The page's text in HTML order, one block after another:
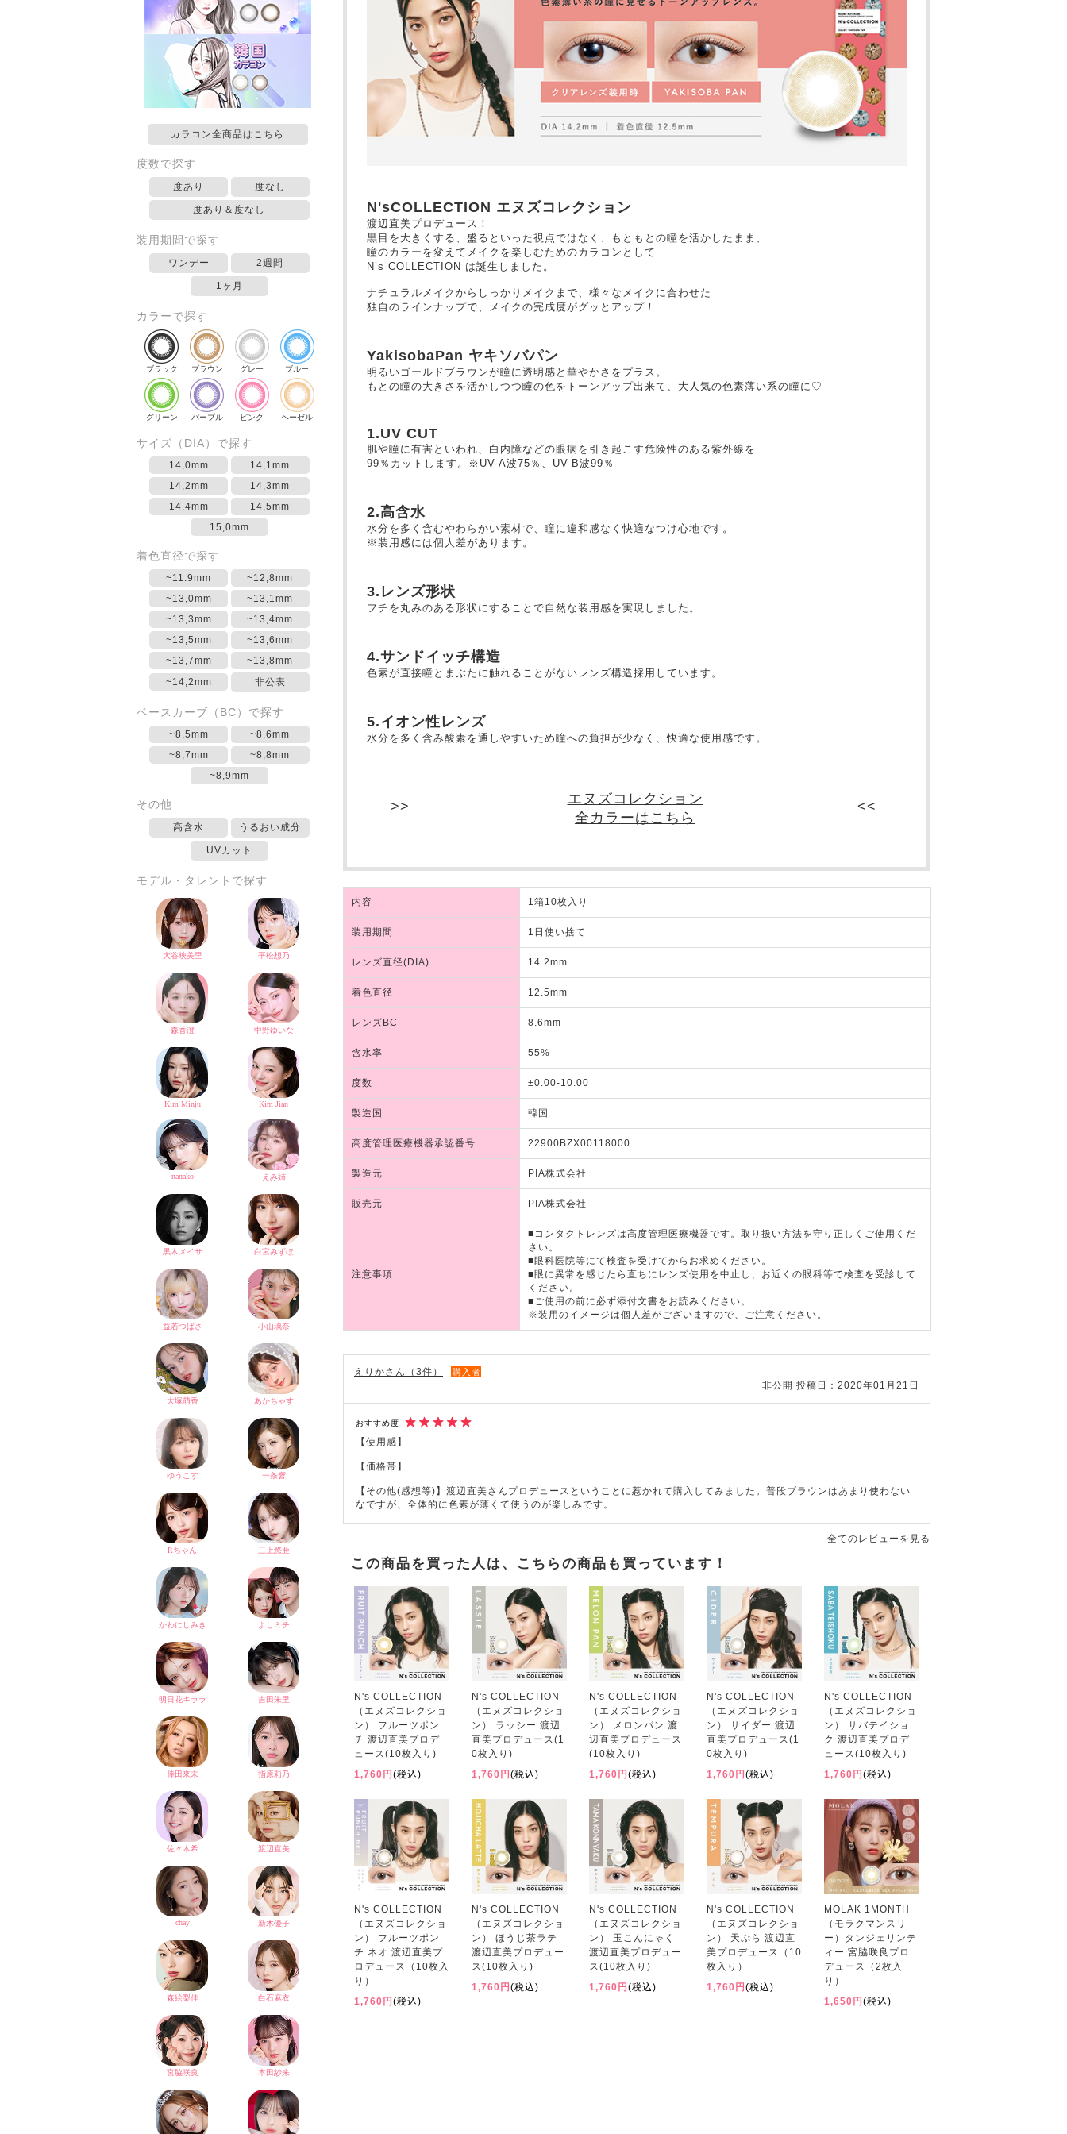
カラコン全商品はこちら
度数で探す
度あり 度なし
度あり＆度なし
装用期間で探す
ワンデー 2週間
1ヶ月
カラーで探す
ブラック ブラウン グレー ブルー
グリーン パープル ピンク ヘーゼル
サイズ（DIA）で探す
14,0mm
14,1mm
14,2mm
14,3mm
14,4mm
14,5mm
15,0mm
着色直径で探す
~11.9mm
~12,8mm
~13,0mm
~13,1mm
~13,3mm
~13,4mm
~13,5mm
~13,6mm
~13,7mm
~13,8mm
~14,2mm
非公表
ベースカーブ（BC）で探す
~8,5mm
~8,6mm
~8,7mm
~8,8mm
~8,9mm
その他
高含水 うるおい成分
UVカット
モデル・タレントで探す
N'sCOLLECTION エヌズコレクション
渡辺直美プロデュース！
黒目を大きくする、盛るといった視点ではなく、もともとの瞳を活かしたまま、
瞳のカラーを変えてメイクを楽しむためのカラコンとして
N’s COLLECTION は誕生しました。
ナチュラルメイクからしっかりメイクまで、様々なメイクに合わせた
独自のラインナップで、メイクの完成度がグッとアップ！
YakisobaPan ヤキソバパン
明るいゴールドブラウンが瞳に透明感と華やかさをプラス。
もとの瞳の大きさを活かしつつ瞳の色をトーンアップ出来て、大人気の色素薄い系の瞳に♡
1.UV CUT
肌や瞳に有害といわれ、白内障などの眼病を引き起こす危険性のある紫外線を
99％カットします。※UV-A波75％、UV-B波99％
2.高含水
水分を多く含むやわらかい素材で、瞳に違和感なく快適なつけ心地です。
※装用感には個人差があります。
3.レンズ形状
フチを丸みのある形状にすることで自然な装用感を実現しました。
4.サンドイッチ構造
色素が直接瞳とまぶたに触れることがないレンズ構造採用しています。
5.イオン性レンズ
水分を多く含み酸素を通しやすいため瞳への負担が少なく、快適な使用感です。
エヌズコレクション
全カラーはこちら
内容 1箱10枚入り
装用期間 1日使い捨て
レンズ直径(DIA) 14.2mm
着色直径 12.5mm
レンズBC 8.6mm
含水率 55%
度数 ±0.00-10.00
製造国 韓国
高度管理医療機器承認番号 22900BZX00118000
製造元 PIA株式会社
販売元 PIA株式会社
注意事項
■コンタクトレンズは高度管理医療機器です。取り扱い方法を守り正しくご使用くだ
さい。
■眼科医院等にて検査を受けてからお求めください。
■眼に異常を感じたら直ちにレンズ使用を中止し、お近くの眼科等で検査を受診して
ください。
■ご使用の前に必ず添付文書をお読みください。
※装用のイメージは個人差がございますので、ご注意ください。
えりかさん（3件） 購入者
非公開 投稿日：2020年01月21日
おすすめ度
【使用感】
【価格帯】
【その他(感想等)】渡辺直美さんプロデュースということに惹かれて購入してみました。普段ブラウンはあまり使わない
なですが、全体的に色素が薄くて使うのが楽しみです。
全てのレビューを見る
この商品を買った人は、こちらの商品も買っています！
N's COLLECTION
（エヌズコレクショ
ン） フルーツポン
チ 渡辺直美プロデ
ュース(10枚入り)
1,760円 (税込)
N's COLLECTION
（エヌズコレクショ
ン） ラッシー 渡辺
直美プロデュース(1
0枚入り)
1,760円 (税込)
N's COLLECTION
（エヌズコレクショ
ン） メロンパン 渡
辺直美プロデュース
(10枚入り)
1,760円 (税込)
N's COLLECTION
（エヌズコレクショ
ン） サイダー 渡辺
直美プロデュース(1
0枚入り)
1,760円 (税込)
N's COLLECTION
（エヌズコレクショ
ン） サバテイショ
ク 渡辺直美プロデ
ュース(10枚入り)
1,760円 (税込)
N's COLLECTION
（エヌズコレクショ
ン） フルーツポン
チ ネオ 渡辺直美プ
ロデュース（10枚入
り）
1,760円 (税込)
N's COLLECTION
（エヌズコレクショ
ン） ほうじ茶ラテ
渡辺直美プロデュー
ス(10枚入り)
1,760円 (税込)
N's COLLECTION
（エヌズコレクショ
ン） 玉こんにゃく
渡辺直美プロデュー
ス(10枚入り)
1,760円 (税込)
N's COLLECTION
（エヌズコレクショ
ン） 天ぷら 渡辺直
美プロデュース（10
枚入り）
1,760円 (税込)
MOLAK 1MONTH
（モラクマンスリ
ー）タンジェリンテ
ィー 宮脇咲良プロ
デュース（2枚入
り）
1,650円 (税込)